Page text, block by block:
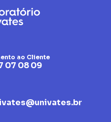
ao Cliente
07 08 09